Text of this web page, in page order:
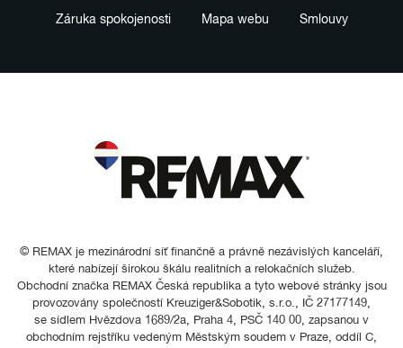
Záruka spokojenosti Mapa webu Smlouvy
© REMAX je mezinárodní síť finančně a právně nezávislých kanceláří,
které nabízejí širokou škálu realitních a relokačních služeb.
Obchodní značka REMAX Česká republika a tyto webové stránky jsou
provozovány společností Kreuziger&Sobotik, s.r.o., IČ 27177149,
se sídlem Hvězdova 1689/2a, Praha 4, PSČ 140 00, zapsanou v
obchodním rejstříku vedeným Městským soudem v Praze, oddíl C,